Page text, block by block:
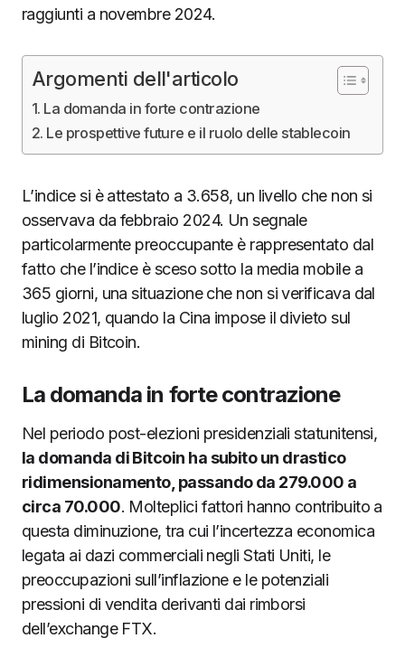
raggiunti a novembre 2024.
Argomenti dell'articolo
La domanda in forte contrazione
Le prospettive future e il ruolo delle stablecoin
L’indice si è attestato a 3.658, un livello che non si
osservava da febbraio 2024. Un segnale
particolarmente preoccupante è rappresentato dal
fatto che l’indice è sceso sotto la media mobile a
365 giorni, una situazione che non si verificava dal
luglio 2021, quando la Cina impose il divieto sul
mining di Bitcoin.
La domanda in forte contrazione
Nel periodo post-elezioni presidenziali statunitensi,
la domanda di Bitcoin ha subito un drastico
ridimensionamento, passando da 279.000 a
circa 70.000. Molteplici fattori hanno contribuito a
questa diminuzione, tra cui l’incertezza economica
legata ai dazi commerciali negli Stati Uniti, le
preoccupazioni sull’inflazione e le potenziali
pressioni di vendita derivanti dai rimborsi
dell’exchange FTX.